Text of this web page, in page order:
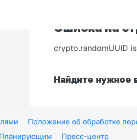
Ошибка на
crypto.randomUUID
Найдите нужное
Положение об обработке
Планирующим Пресс-центр